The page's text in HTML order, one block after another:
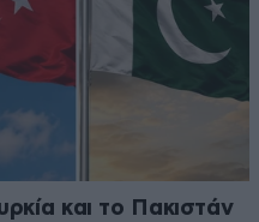
και το Πακιστάν